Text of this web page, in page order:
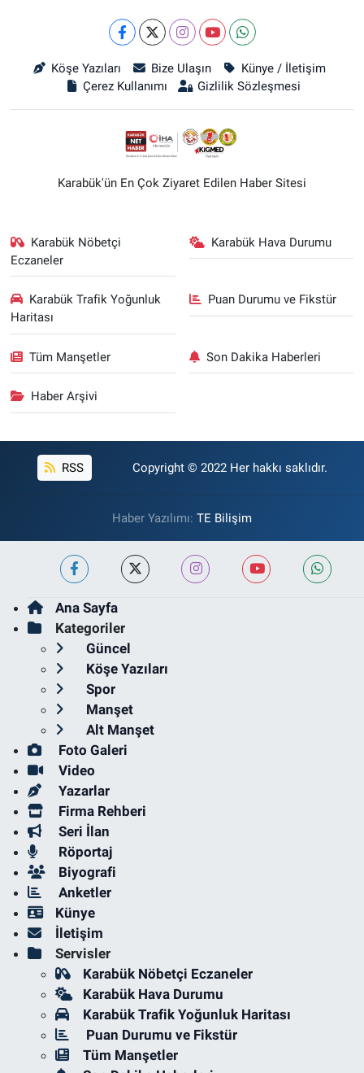
Köşe Yazıları Bize Ulaşın
Künye / İletişim
Çerez Kullanımı
Gizlilik Sözleşmesi
Karabük'ün En Çok Ziyaret Edilen Haber Sitesi
Karabük Nöbetçi
Eczaneler
Karabük Hava Durumu
Karabük Trafik Yoğunluk
Haritası
Puan Durumu ve Fikstür
Tüm Manşetler Son Dakika Haberleri
Haber Arşivi
RSS Copyright © 2022 Her hakkı saklıdır.
Haber Yazılımı: TE Bilişim
Ana Sayfa
Kategoriler
Güncel
Köşe Yazıları
Spor
Manşet
Alt Manşet
Foto Galeri
Video
Yazarlar
Firma Rehberi
Seri İlan
Röportaj
Biyografi
Anketler
Künye
İletişim
Servisler
Karabük Nöbetçi Eczaneler
Karabük Hava Durumu
Karabük Trafik Yoğunluk Haritası
Puan Durumu ve Fikstür
Tüm Manşetler